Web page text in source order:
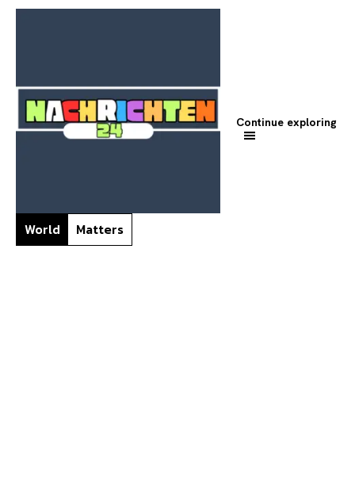
World Matters
Continue exploring